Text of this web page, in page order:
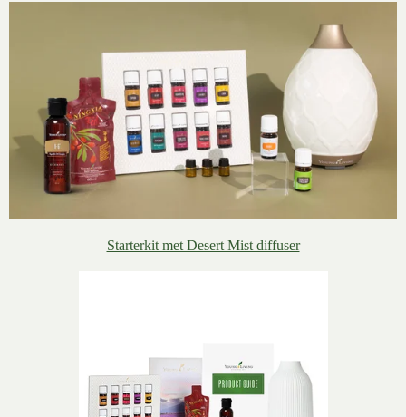
Starterkit met Desert Mist diffuser